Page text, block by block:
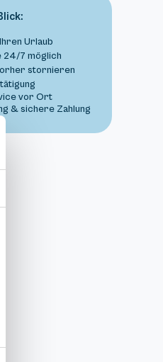
Urlaub
24/7 möglich
stornieren
vor Ort
& sichere Zahlung